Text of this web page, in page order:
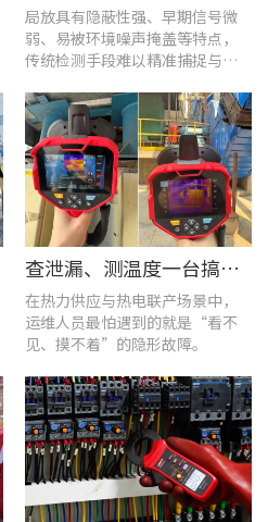
局放具有隐蔽性强、早期信号微
弱、易被环境噪声掩盖等特点，
传统检测手段难以精准捕捉与定
查泄漏、测温度一台搞定！UT568F红外声成像仪让设备巡检更高效
在热力供应与热电联产场景中，
运维人员最怕遇到的就是“看不
见、摸不着”的隐形故障。